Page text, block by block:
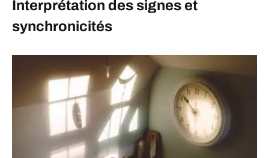
Interprétation des signes et
synchronicités